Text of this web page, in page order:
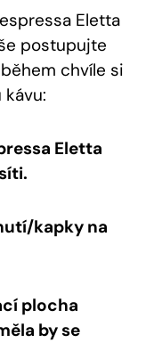
Eletta
postupujte
chvíle si
Eletta
kapky na
plocha
by se